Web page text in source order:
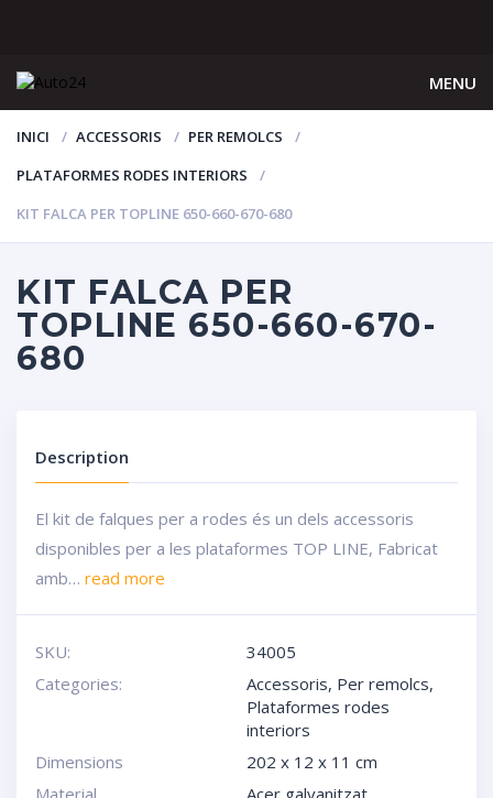
MENU
INICI ACCESSORIS
PER REMOLCS
PLATAFORMES RODES INTERIORS
KIT FALCA PER TOPLINE 650-660-670-680
KIT FALCA PER
TOPLINE 650-660-670-
680
Description
El kit de falques per a rodes és un dels accessoris
disponibles per a les plataformes TOP LINE, Fabricat
amb… read more
SKU:
34005
Categories:
Accessoris, Per remolcs,
Plataformes rodes
interiors
Dimensions
202 x 12 x 11 cm
Material
Acer galvanitzat